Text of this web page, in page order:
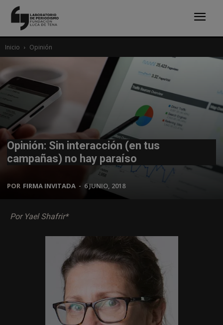
Inicio Opinión
Opinión: Sin interacción (en tus
campañas) no hay paraíso
POR FIRMA INVITADA - 6 JUNIO, 2018
Por Yael Shafrir*